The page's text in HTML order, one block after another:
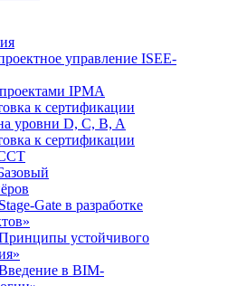
управление ISEE-
IPMA
к сертификации
уровни D, C, B, A
к сертификации
Gate в разработке
устойчивого
в BIM-